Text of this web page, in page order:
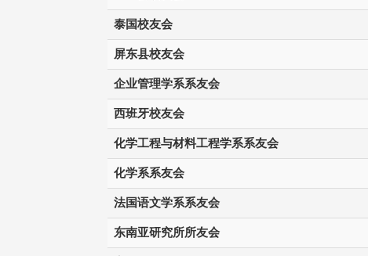
泰国校友会
屏东县校友会
企业管理学系系友会
西班牙校友会
化学工程与材料工程学系系友会
化学系系友会
法国语文学系系友会
东南亚研究所所友会